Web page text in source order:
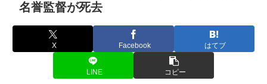
名誉監督が死去
X Facebook はてブ
LINE コピー